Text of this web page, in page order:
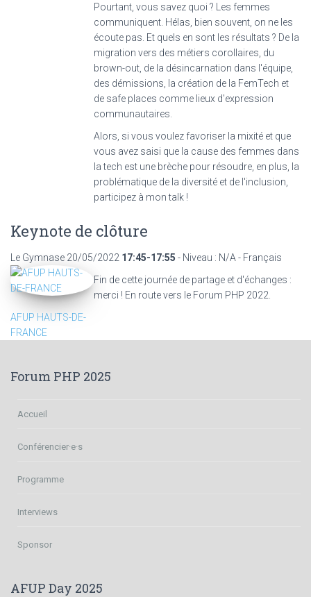
Pourtant, vous savez quoi ? Les femmes
communiquent. Hélas, bien souvent, on ne les
écoute pas. Et quels en sont les résultats ? De la
migration vers des métiers corollaires, du
brown-out, de la désincarnation dans l'équipe,
des démissions, la création de la FemTech et
de safe places comme lieux d'expression
communautaires.
Alors, si vous voulez favoriser la mixité et que
vous avez saisi que la cause des femmes dans
la tech est une brèche pour résoudre, en plus, la
problématique de la diversité et de l'inclusion,
participez à mon talk !
Keynote de clôture
Le Gymnase 20/05/2022 17:45-17:55 - Niveau : N/A - Français
Fin de cette journée de partage et d'échanges :
merci ! En route vers le Forum PHP 2022.
AFUP HAUTS-DE-
FRANCE
Forum PHP 2025
Accueil
Conférencier·e·s
Programme
Interviews
Sponsor
AFUP Day 2025